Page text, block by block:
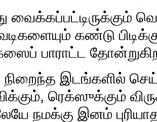
கண்டு
பாராட்ட
இடங்களில்
ரெக்ஸுக்கும்
நமக்கு இனம்